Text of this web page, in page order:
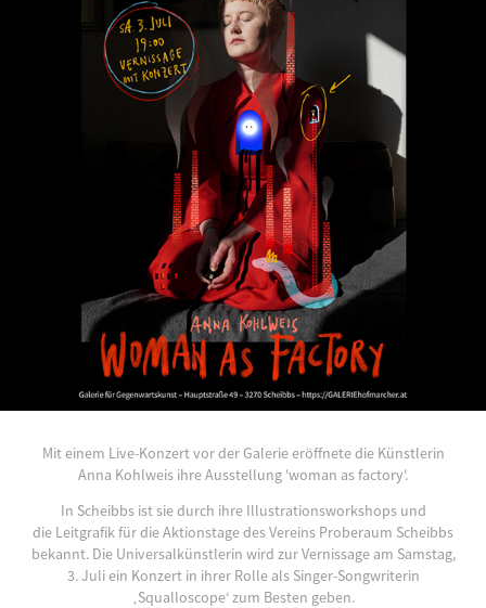
Mit einem Live-Konzert vor der Galerie eröffnete die Künstlerin
Anna Kohlweis ihre Ausstellung 'woman as factory'.
In Scheibbs ist sie durch ihre Illustrationsworkshops und
die Leitgrafik für die Aktionstage des Vereins Proberaum Scheibbs
bekannt. Die Universalkünstlerin wird zur Vernissage am Samstag,
3. Juli ein Konzert in ihrer Rolle als Singer-Songwriterin
‚Squalloscope‘ zum Besten geben.